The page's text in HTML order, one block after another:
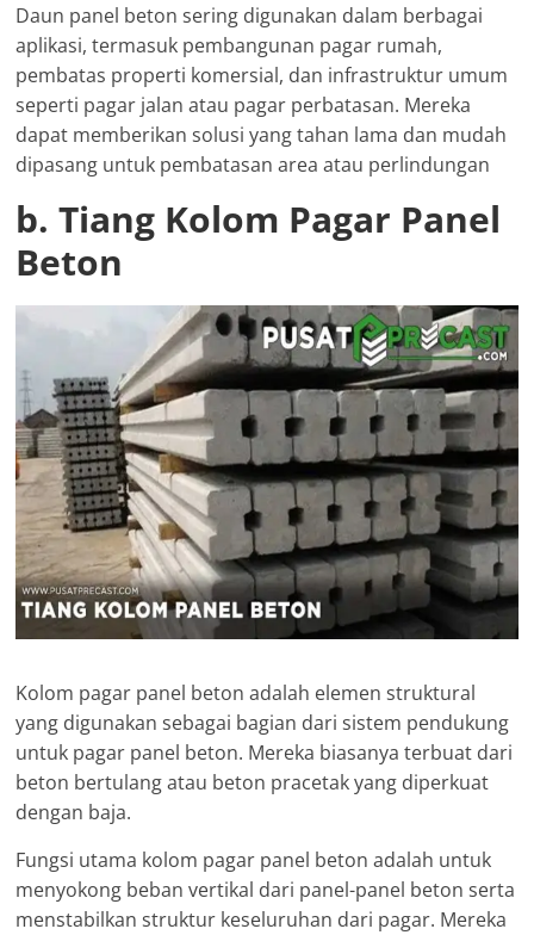
Daun panel beton sering digunakan dalam berbagai
aplikasi, termasuk pembangunan pagar rumah,
pembatas properti komersial, dan infrastruktur umum
seperti pagar jalan atau pagar perbatasan. Mereka
dapat memberikan solusi yang tahan lama dan mudah
dipasang untuk pembatasan area atau perlindungan
b. Tiang Kolom Pagar Panel
Beton
Kolom pagar panel beton adalah elemen struktural
yang digunakan sebagai bagian dari sistem pendukung
untuk pagar panel beton. Mereka biasanya terbuat dari
beton bertulang atau beton pracetak yang diperkuat
dengan baja.
Fungsi utama kolom pagar panel beton adalah untuk
menyokong beban vertikal dari panel-panel beton serta
menstabilkan struktur keseluruhan dari pagar. Mereka